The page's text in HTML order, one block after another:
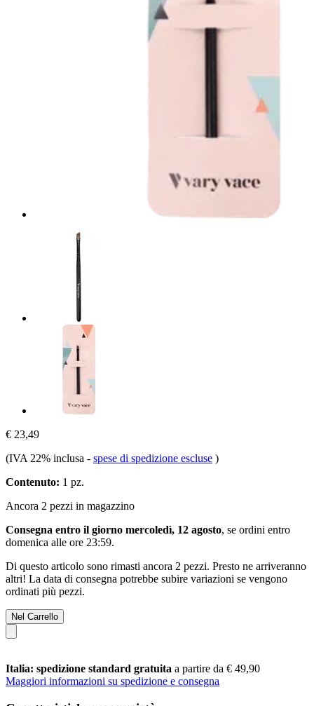
€ 23,49
(IVA 22% inclusa - spese di spedizione escluse )
Contenuto: 1 pz.
Ancora 2 pezzi in magazzino
Consegna entro il giorno mercoledì, 12 agosto, se ordini entro
domenica alle ore 23:59.
Di questo articolo sono rimasti ancora 2 pezzi. Presto ne arriveranno
altri! La data di consegna potrebbe subire variazioni se vengono
ordinati più pezzi.
Nel Carrello
Italia: spedizione standard gratuita a partire da € 49,90
Maggiori informazioni su spedizione e consegna